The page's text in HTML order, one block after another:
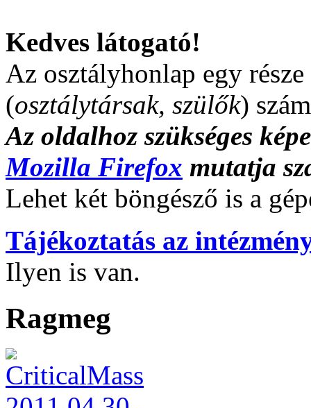
Kedves látogató!
Az osztályhonlap egy
(osztálytársak, szülők)
Az oldalhoz szükséges
Mozilla Firefox mutatja
Lehet két böngésző is a
Tájékoztatás az
Ilyen is van.
Ragmeg